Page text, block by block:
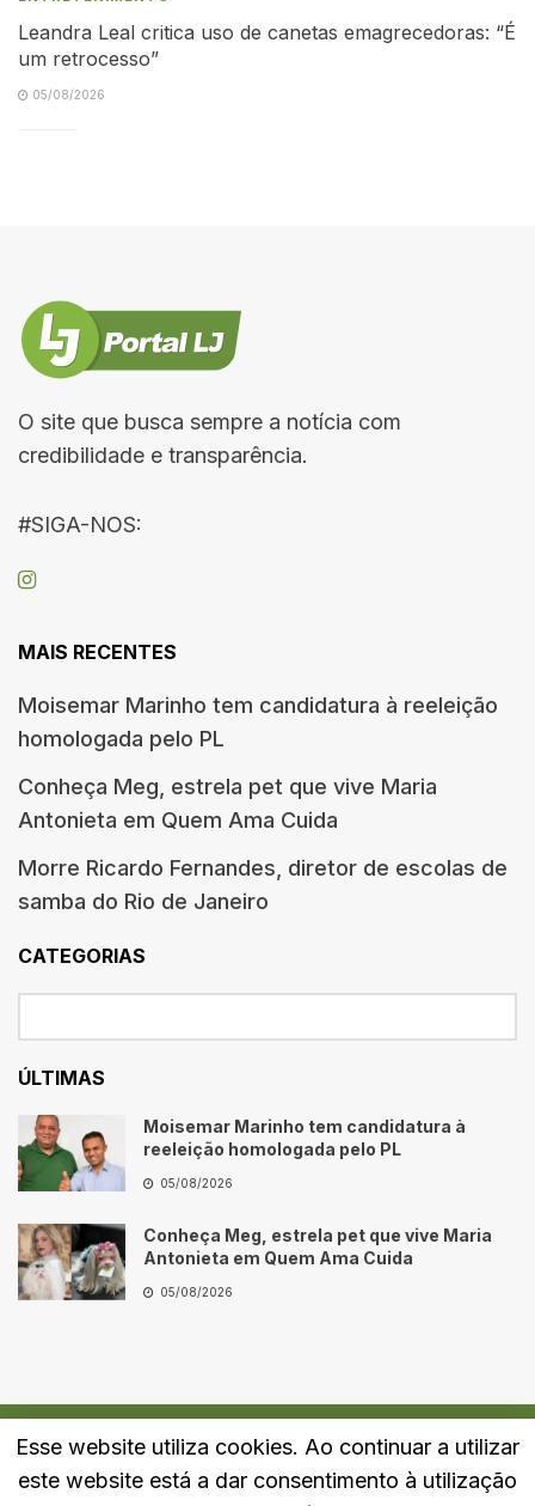
Leandra Leal critica uso de canetas emagrecedoras: “É
um retrocesso”
05/08/2026
O site que busca sempre a notícia com
credibilidade e transparência.
#SIGA-NOS:
MAIS RECENTES
Moisemar Marinho tem candidatura à reeleição
homologada pelo PL
Conheça Meg, estrela pet que vive Maria
Antonieta em Quem Ama Cuida
Morre Ricardo Fernandes, diretor de escolas de
samba do Rio de Janeiro
CATEGORIAS
ÚLTIMAS
Moisemar Marinho tem candidatura à
reeleição homologada pelo PL
05/08/2026
Conheça Meg, estrela pet que vive Maria
Antonieta em Quem Ama Cuida
05/08/2026
Quem Somos Fale Conosco Política de Privacidade
Esse website utiliza cookies. Ao continuar a utilizar
este website está a dar consentimento à utilização